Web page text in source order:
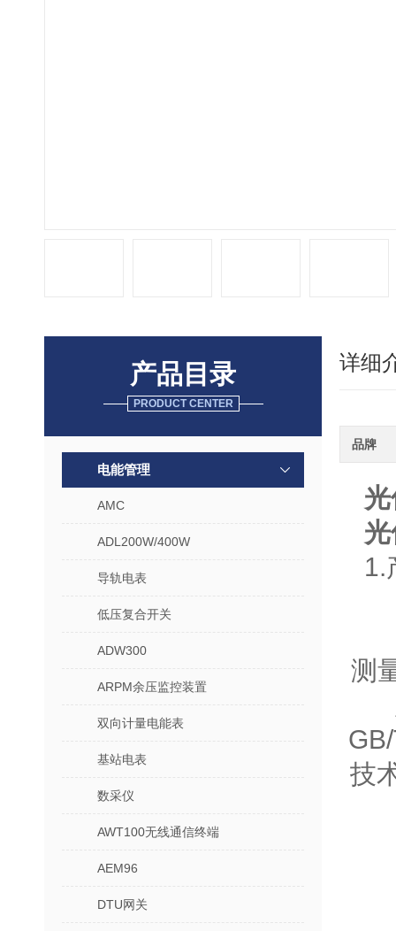
产品目录
PRODUCT CENTER
电能管理
AMC
ADL200W/400W
导轨电表
低压复合开关
ADW300
ARPM余压监控装置
双向计量电能表
基站电表
数采仪
AWT100无线通信终端
AEM96
DTU网关
详细
品牌
1.
测
技